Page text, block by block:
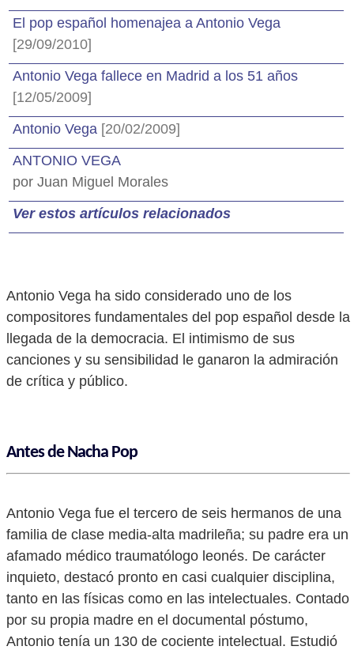
El pop español homenajea a Antonio Vega
[29/09/2010]
Antonio Vega fallece en Madrid a los 51 años
[12/05/2009]
Antonio Vega [20/02/2009]
ANTONIO VEGA
por Juan Miguel Morales
Ver estos artículos relacionados
Antonio Vega ha sido considerado uno de los
compositores fundamentales del pop español desde la
llegada de la democracia. El intimismo de sus
canciones y su sensibilidad le ganaron la admiración
de crítica y público.
Antes de Nacha Pop
Antonio Vega fue el tercero de seis hermanos de una
familia de clase media-alta madrileña; su padre era un
afamado médico traumatólogo leonés. De carácter
inquieto, destacó pronto en casi cualquier disciplina,
tanto en las físicas como en las intelectuales. Contado
por su propia madre en el documental póstumo,
Antonio tenía un 130 de cociente intelectual. Estudió